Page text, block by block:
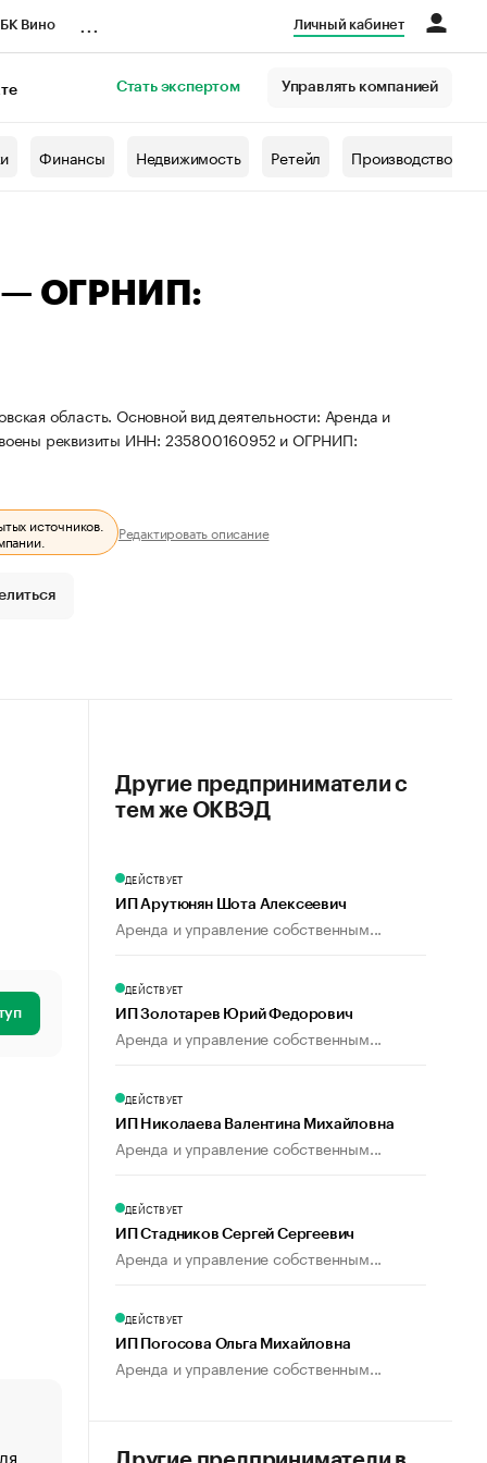
Вино Личный кабинет
Стать экспертом Управлять компанией
Финансы Недвижимость Ретейл Производство
— ОГРНИП:
область. Основной вид деятельности: Аренда и
реквизиты ИНН: 235800160952 и ОГРНИП:
источников. Редактировать описание
«От спорта тело стареет иначе». Как живет глава
Другие предприниматели с
тем же ОКВЭД
ДЕЙСТВУЕТ
ИП Арутюнян Шота Алексеевич
Аренда и управление собственным...
ДЕЙСТВУЕТ
ИП Золотарев Юрий Федорович
Аренда и управление собственным...
ДЕЙСТВУЕТ
ИП Николаева Валентина Михайловна
Аренда и управление собственным...
ДЕЙСТВУЕТ
ИП Стадников Сергей Сергеевич
Аренда и управление собственным...
ДЕЙСТВУЕТ
ИП Погосова Ольга Михайловна
Аренда и управление собственным...